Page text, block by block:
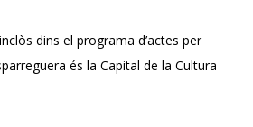
dins el programa d’actes per
és la Capital de la Cultura